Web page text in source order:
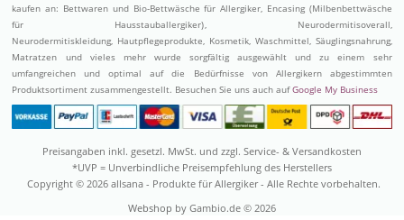
kaufen an: Bettwarenund Bio-Bettwäsche für Allergiker, Encasing (Milbenbettwäsche
für Hausstauballergiker), Neurodermitisoverall,
Neurodermitiskleidung, Hautpflegeprodukte, Kosmetik, Waschmittel, Säuglingsnahrung,
Matratzen
und vieles mehr wurde sorgfältig ausgewählt und zu einem sehr
umfangreichen und optimal auf die Bedürfnisse von Allergikern abgestimmten
Produktsortiment zusammengestellt. Besuchen Sie uns auch aufGoogle My Business
Preisangaben inkl. gesetzl. MwSt. und zzgl. Service- & Versandkosten
*UVP = Unverbindliche Preisempfehlung des Herstellers
Copyright © 2026 allsana - Produkte für Allergiker - Alle Rechte vorbehalten.
Webshop by Gambio.de © 2026